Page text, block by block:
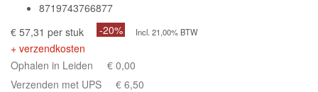
8719743766877
€ 57,31 per stuk
-20% Incl. 21,00% BTW
+ verzendkosten
Ophalen in Leiden
€ 0,00
Verzenden met UPS
€ 6,50